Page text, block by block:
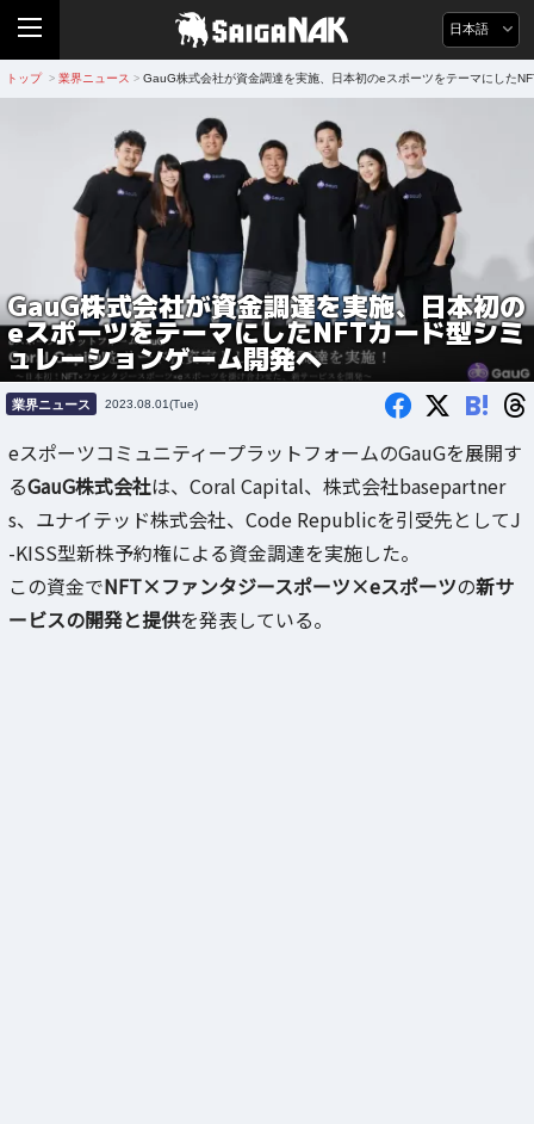
日本語
トップ > 業界ニュース > GauG株式会社が資金調達を実施、日本初のeスポーツをテーマにした
GauG株式会社が資金調達を実施、日本初の
eスポーツをテーマにしたNFTカード型シミ
ュレーションゲーム開発へ
業界ニュース 2023.08.01(Tue) B!
eスポーツコミュニティープラットフォームのGauGを展開す
るGauG株式会社は、Coral Capital、株式会社basepartner
s、ユナイテッド株式会社、Code Republicを引受先としてJ
-KISS型新株予約権による資金調達を実施した。
この資金でNFT×ファンタジースポーツ×eスポーツの新サ
ービスの開発と提供を発表している。